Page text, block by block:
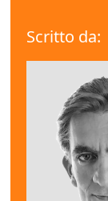
Scritto da: